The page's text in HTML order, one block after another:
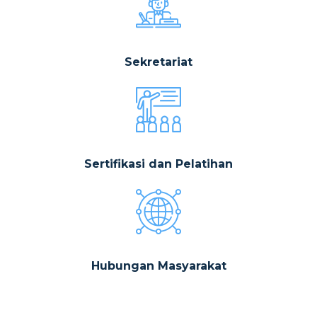
Sekretariat
Sertifikasi dan Pelatihan
Hubungan Masyarakat